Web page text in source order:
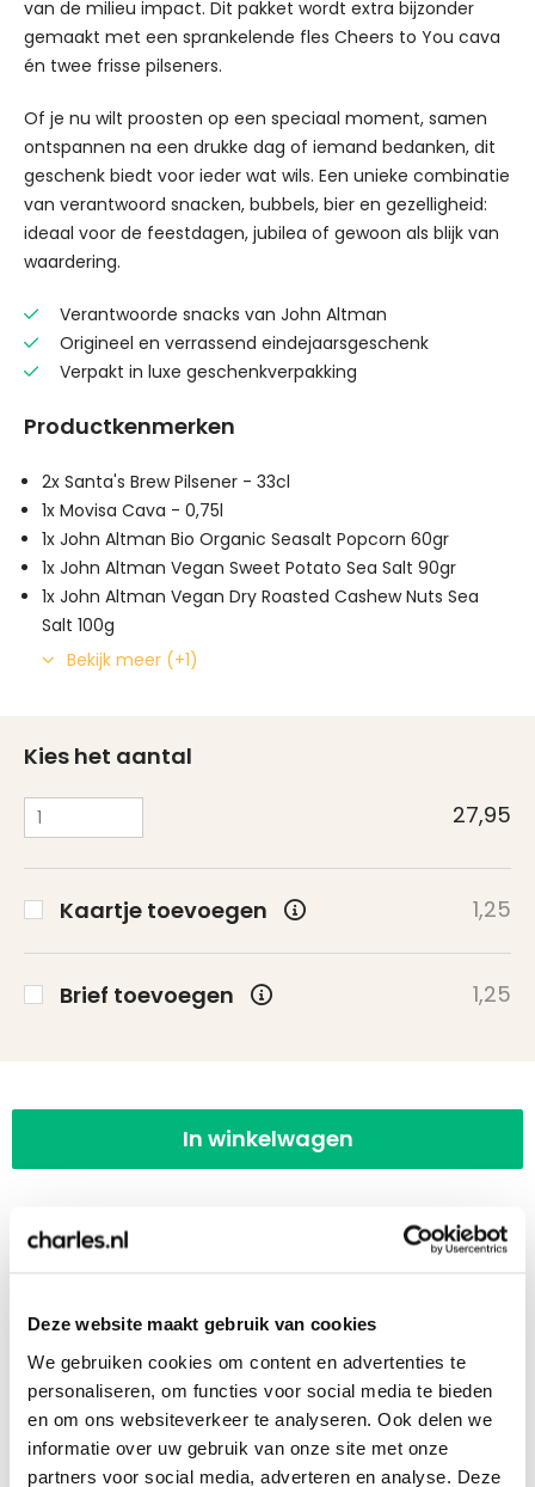
Deze website maakt gebruik van cookies
We gebruiken cookies om content en advertenties te
personaliseren, om functies voor social media te bieden
en om ons websiteverkeer te analyseren. Ook delen we
informatie over uw gebruik van onze site met onze
partners voor social media, adverteren en analyse. Deze
van de milieu impact. Dit pakket wordt extra bijzonder
gemaakt met een sprankelende fles Cheers to You cava
én twee frisse pilseners.
Of je nu wilt proosten op een speciaal moment, samen
ontspannen na een drukke dag of iemand bedanken, dit
geschenk biedt voor ieder wat wils. Een unieke combinatie
van verantwoord snacken, bubbels, bier en gezelligheid:
ideaal voor de feestdagen, jubilea of gewoon als blijk van
waardering.
Verantwoorde snacks van John Altman
Origineel en verrassend eindejaarsgeschenk
Verpakt in luxe geschenkverpakking
Productkenmerken
2x Santa's Brew Pilsener - 33cl
1x Movisa Cava - 0,75l
1x John Altman Bio Organic Seasalt Popcorn 60gr
1x John Altman Vegan Sweet Potato Sea Salt 90gr
1x John Altman Vegan Dry Roasted Cashew Nuts Sea
Salt 100g
Bekijk meer (+1)
Kies het aantal
27,95
Kaartje toevoegen 1,25
Brief toevoegen 1,25
In winkelwagen
10 of meer stuks bestellen? Vraag een
offerte aan!
Bij 10 of meer stuks kunnen wij een voorstel op
maat aanbieden. Ook het versturen naar een
uitgebreid adressenbestand is geen enkel